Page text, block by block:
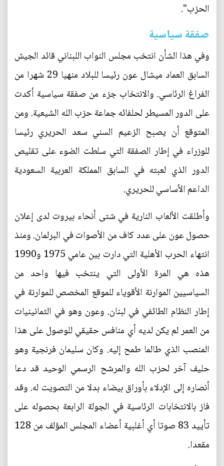
الحزب".
صفقة سياسية
وفي هذا الشأن انتخب مجلس النواب اللبناني قائد الجيش
السابق العماد ميشال عون رئيسا للبلاد منهيا 29 شهرا من
الفراغ الرئاسي. والانتخاب جزء من صفقة سياسية أكدت
على الدور المسيطر لحلفائه جماعة حزب الله الشيعية. ومن
المتوقع أن يصبح الزعيم السني سعد الحريري رئيسا
للوزراء في إطار الصفقة التي سلطت الضوء على تقليص
الدور الذي لعبته في السابق المملكة العربية السعودية
الداعم الأساسي للحريري.
وأطلقت الألعاب النارية في شتى أنحاء بيروت لدى إعلان
حصول عون على عدد كاف من الأصوات في البرلمان. ومنذ
انتهاء الحرب الأهلية التي دارت بين عامي 1975 و1990
هذه هي المرة الأولى التي ينتخب فيها واحد من
السياسيين الموارنة الأقوياء للموقع المخصص للموارنة في
إطار النظام الطائفي في لبنان. وعون وهو في الثمانينيات
من العمر لم يكن لديه أي منافس حقيقي للوصول على هذا
المنصب الذي طالما طمح إليه. وكان سليمان فرنجية وهو
حليف آخر لحزب الله والمرشح الرسمي الوحيد قد دعا
أنصاره إلى الإدلاء بأوراق بيضاء بدلا من التصويت له. وقد
فاز بالانتخابات الرئاسية في الجولة الرابعة بحصوله على
تأييد 83 صوتا أي أغلبية أعضاء المجلس المؤلف من 128
مقعدا.